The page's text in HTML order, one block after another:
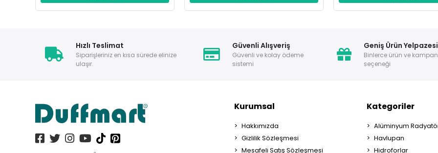
Hızlı Teslimat
Siparişleriniz en kısa sürede elinize
ulaşır.
Güvenli Alışveriş
Güvenli ve kolay ödeme
sistemi
Geniş Ürün Yelpazesi
Binlerce ürün ve
seçeneği
Kurumsal
Hakkımızda
Gizlilik Sözleşmesi
Mesafeli Satış Sözleşmesi
Kategoriler
Alüminyum
Havlupan
Hidroforlar